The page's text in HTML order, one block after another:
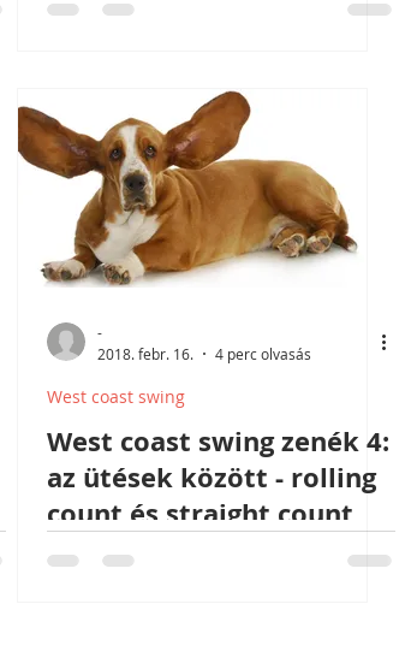
-
2018. febr. 16.
4 perc olvasás
West coast swing
West coast swing zenék 4:
az ütések között - rolling
count és straight count